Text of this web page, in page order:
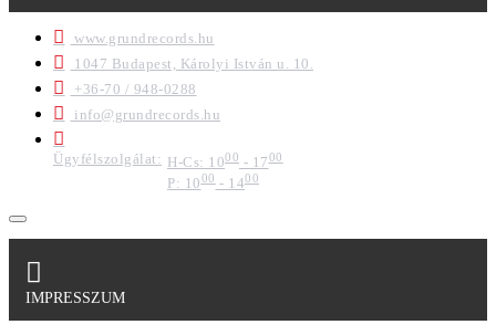
www.grundrecords.hu
1047 Budapest, Károlyi István u. 10.
+36-70 / 948-0288
info@grundrecords.hu
Ügyfélszolgálat: H-Cs: 1000 - 1700
P: 1000- 1400
IMPRESSZUM